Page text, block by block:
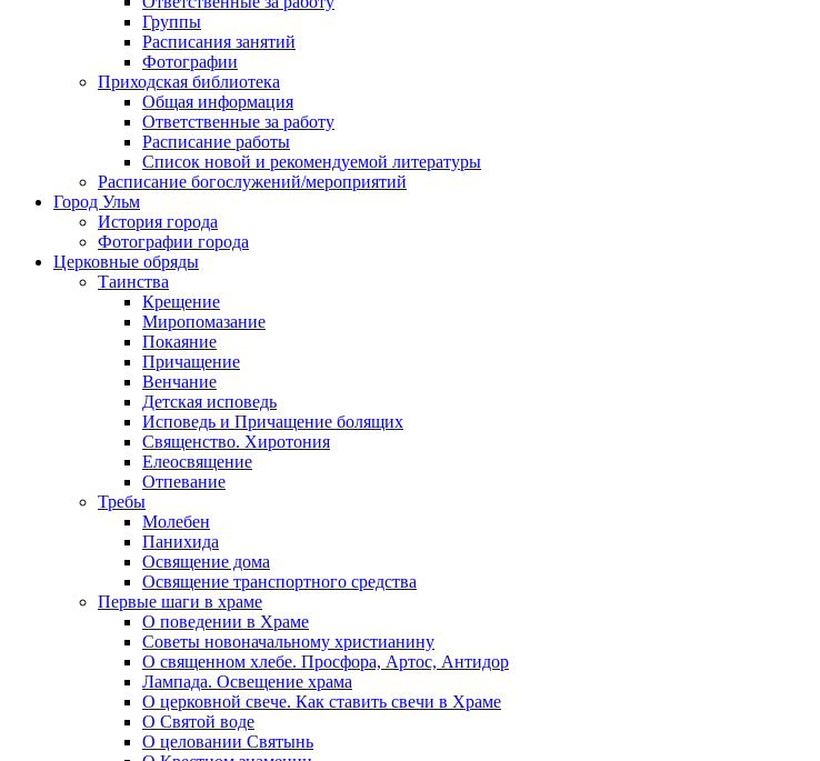
Группы
Расписания занятий
Фотографии
Приходская библиотека
Общая информация
Ответственные за работу
Расписание работы
Список новой и рекомендуемой литературы
Расписание богослужений/мероприятий
Город Ульм
История города
Фотографии города
Церковные обряды
Таинства
Крещение
Миропомазание
Покаяние
Причащение
Венчание
Детская исповедь
Исповедь и Причащение болящих
Священство. Хиротония
Елеосвящение
Отпевание
Требы
Молебен
Панихида
Освящение дома
Освящение транспортного средства
Первые шаги в храме
О поведении в Храме
Советы новоначальному христианину
О священном хлебе. Просфора, Артос, Антидор
Лампада. Освещение храма
О церковной свече. Как ставить свечи в Храме
О Святой воде
О целовании Святынь